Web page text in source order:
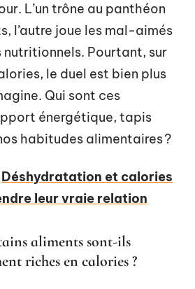
L’un trône au panthéon
l’autre joue les mal-aimés
nutritionnels. Pourtant, sur
le duel est bien plus
Qui sont ces
énergétique, tapis
habitudes alimentaires ?
Déshydratation et calories
leur vraie relation
aliments sont-ils
riches en calories ?